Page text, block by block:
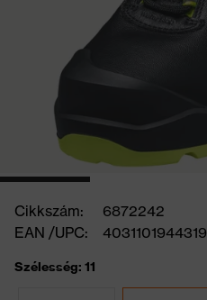
Cikkszám:
6872242
EAN /UPC:
4031101944319
Szélesség: 11